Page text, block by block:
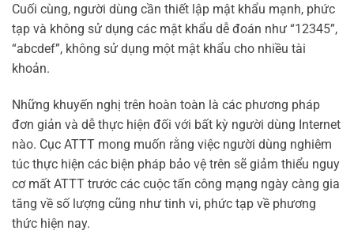
Cuối cùng, người dùng cần thiết lập mật khẩu mạnh, phức
tạp và không sử dụng các mật khẩu dễ đoán như “12345”,
“abcdef”, không sử dụng một mật khẩu cho nhiều tài
khoản.
Những khuyến nghị trên hoàn toàn là các phương pháp
đơn giản và dễ thực hiện đối với bất kỳ người dùng Internet
nào. Cục ATTT mong muốn rằng việc người dùng nghiêm
túc thực hiện các biện pháp bảo vệ trên sẽ giảm thiểu nguy
cơ mất ATTT trước các cuộc tấn công mạng ngày càng gia
tăng về số lượng cũng như tinh vi, phức tạp về phương
thức hiện nay.